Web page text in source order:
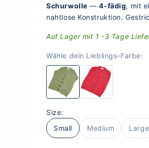
Schurwolle —4-fädig, mit
nahtlose Konstruktion.
Auf Lager mit 1 -3 Tage
Wähle dein Lieblings-Farbe:
Size:
Small
Medium Large